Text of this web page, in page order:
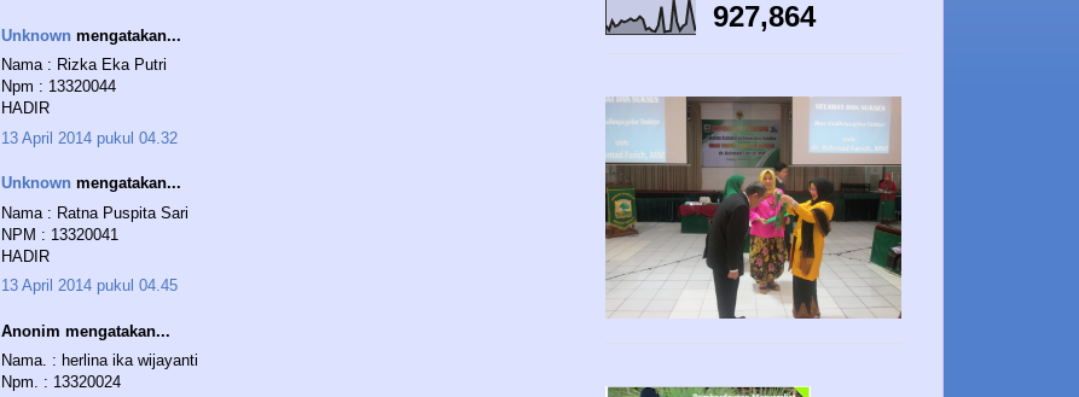
Unknown mengatakan...
Nama : Rizka Eka Putri
Npm : 13320044
HADIR
13 April 2014 pukul 04.32
Unknown mengatakan...
Nama : Ratna Puspita Sari
NPM : 13320041
HADIR
13 April 2014 pukul 04.45
Anonim mengatakan...
Nama. : herlina ika wijayanti
Npm. : 13320024
927,864